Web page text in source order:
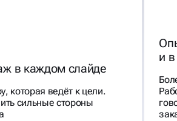
в каждом слайде
которая ведёт к цели.
сильные стороны
и